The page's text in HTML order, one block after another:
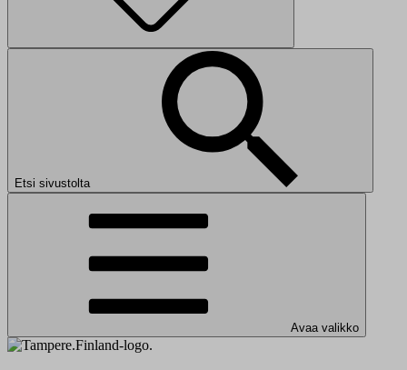
Etsi sivustolta
Avaa valikko